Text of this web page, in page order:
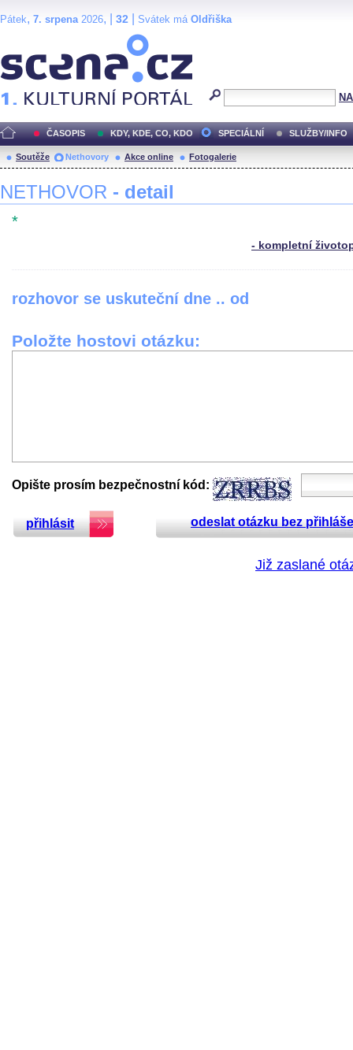
Pátek, 7. srpena2026, | 32 Svátek má Oldřiška
ČASOPIS KDY, KDE, CO, KDO SPECIÁLNÍ SLUŽBY/INFO
Soutěže Nethovory Akce online Fotogalerie
NETHOVOR - detail
*
- kompletní
rozhovor se uskuteční dne .. od
Položte hostovi otázku:
Opište prosím bezpečnostní kód:
přihlásit odeslat otázku bez
Již zaslané